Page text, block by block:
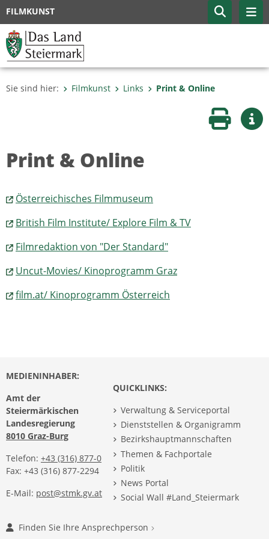
FILMKUNST
Sie sind hier: Filmkunst Links Print & Online
Seite
Print & Online
Österreichisches Filmmuseum
British Film Institute/ Explore Film & TV
Filmredaktion von "Der Standard"
Uncut-Movies/ Kinoprogramm Graz
film.at/ Kinoprogramm Österreich
MEDIENINHABER:
Amt der
Steiermärkischen
Landesregierung
8010 Graz-Burg
Telefon: +43 (316) 877-0
Fax: +43 (316) 877-2294
E-Mail: post@stmk.gv.at
QUICKLINKS:
Verwaltung & Serviceportal
Dienststellen & Organigramm
Bezirkshauptmannschaften
Themen & Fachportale
Politik
News Portal
Social Wall #Land_Steiermark
Finden Sie Ihre Ansprechperson